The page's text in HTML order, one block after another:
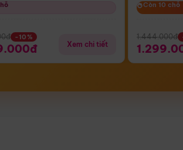
-10%
Xem chi tiết
Còn 10 chỗ
Còn 10 chỗ
1.444.000đ